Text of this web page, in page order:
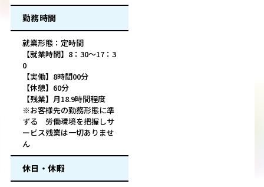
勤務時間
就業形態：定時間
【就業時間】8：30～17：3
0
【実働】8時間00分
【休憩】60分
【残業】月18.9時間程度
※お客様先の勤務形態に準
ずる 労働環境を把握しサ
ービス残業は一切ありませ
ん
休日・休暇